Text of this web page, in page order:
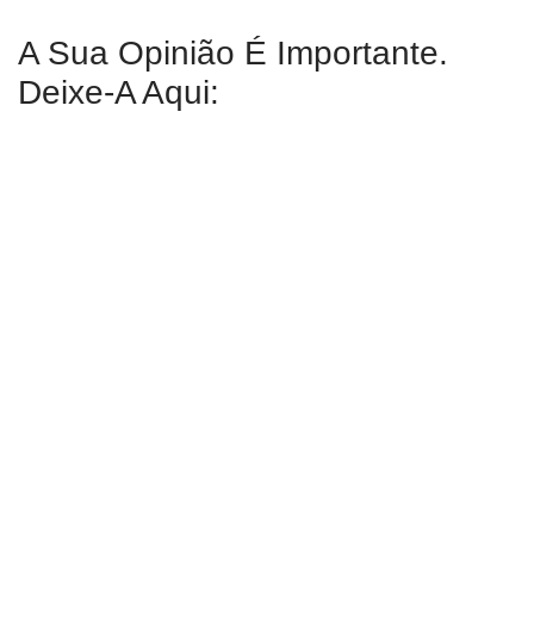
A Sua Opinião É Importante.
Deixe-A Aqui: